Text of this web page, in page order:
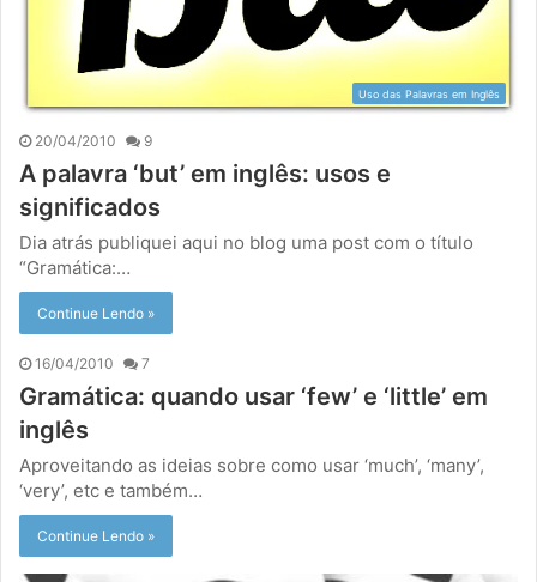
Uso das Palavras em Inglês
20/04/2010 9
A palavra ‘but’ em inglês: usos e
significados
Dia atrás publiquei aqui no blog uma post com o título
“Gramática:…
Continue Lendo »
16/04/2010 7
Gramática: quando usar ‘few’ e ‘little’ em
inglês
Aproveitando as ideias sobre como usar ‘much’, ‘many’,
‘very’, etc e também…
Continue Lendo »